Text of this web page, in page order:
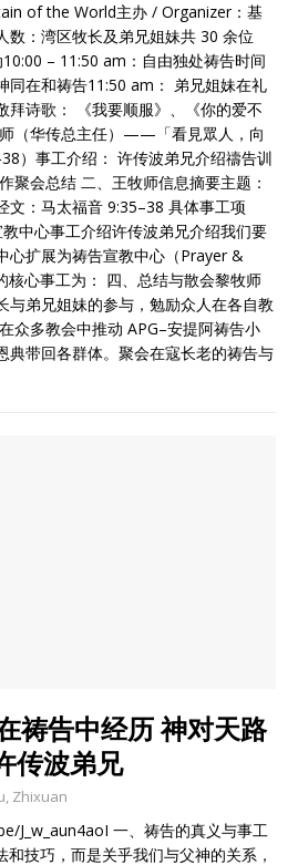
of the World主办 / Organizer：基
数：湾区牧长及弟兄姐妹共 30 余位
– 11:50 am：自由独处祷告时间
同在和祷告11:50 am： 弟兄姐妹在礼
拜诗歌： 《我要顺服》、《你的爱不
（华传总主任）——「看見眾人，向
）事工介绍： 许传波弟兄介绍禱告训
聚会总结 二、王牧师信息摘要主题：
文：马太福音 9:35–38 具体事工项
中心事工介绍许传波弟兄介绍我们要
心扩展为祷告宣教中心（Prayer &
心事工为： 四、总结与散会黎牧师
与弟兄姐妹的参与，勉励众人在各自教
众多教会中推动 APG–安提阿祷告小
典带回各群体。聚会在寇长老的祷告与
祷告中经历 神对天路
传波弟兄
Zhixuan
J_w_aun4aoI 一、祷告的真义与事工
和技巧，而是关乎我们与父神的关系，